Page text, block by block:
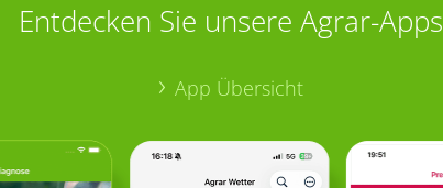
Entdecken Sie unsere Agrar-Apps
App Übersicht